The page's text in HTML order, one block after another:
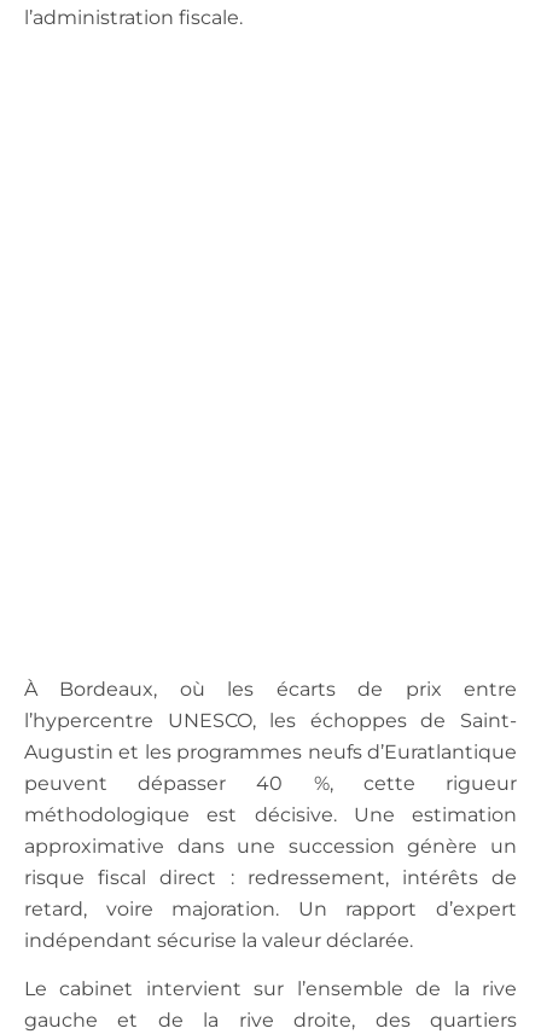
l’administration fiscale.
À Bordeaux, où les écarts de prix entre
l’hypercentre UNESCO, les échoppes de Saint-
Augustin et les programmes neufs d’Euratlantique
peuvent dépasser 40 %, cette rigueur
méthodologique est décisive. Une estimation
approximative dans une succession génère un
risque fiscal direct : redressement, intérêts de
retard, voire majoration. Un rapport d’expert
indépendant sécurise la valeur déclarée.
Le cabinet intervient sur l’ensemble de la rive
gauche et de la rive droite, des quartiers